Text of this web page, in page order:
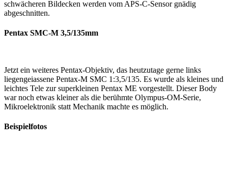
schwächeren Bildecken werden vom APS-C-Sensor gnädig
abgeschnitten.
Pentax SMC-M 3,5/135mm
Jetzt ein weiteres Pentax-Objektiv, das heutzutage gerne links
liegengeiassene Pentax-M SMC 1:3,5/135. Es wurde als kleines und
leichtes Tele zur superkleinen Pentax ME vorgestellt. Dieser Body
war noch etwas kleiner als die berühmte Olympus-OM-Serie,
Mikroelektronik statt Mechanik machte es möglich.
Beispielfotos